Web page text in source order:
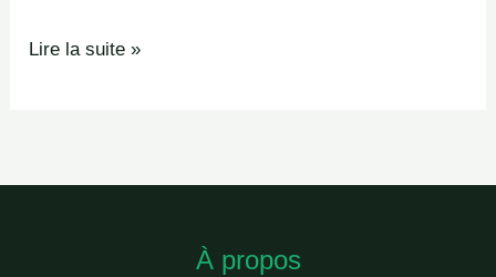
Lire la suite »
À propos